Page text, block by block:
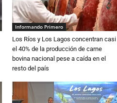
Informando Primero
Los Ríos y Los Lagos concentran casi
el 40% de la producción de carne
bovina nacional pese a caída en el
resto del país